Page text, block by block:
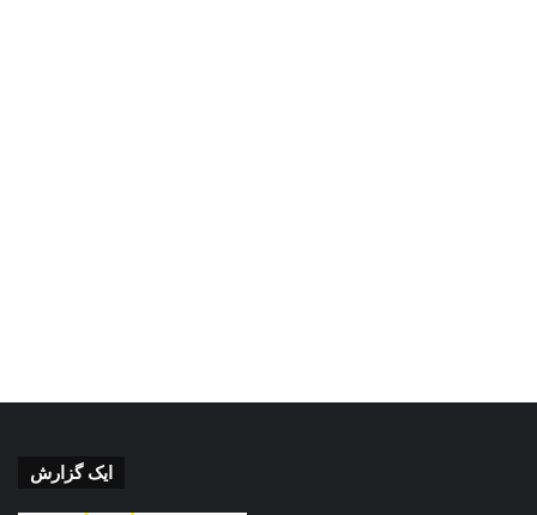
ایک گزارش